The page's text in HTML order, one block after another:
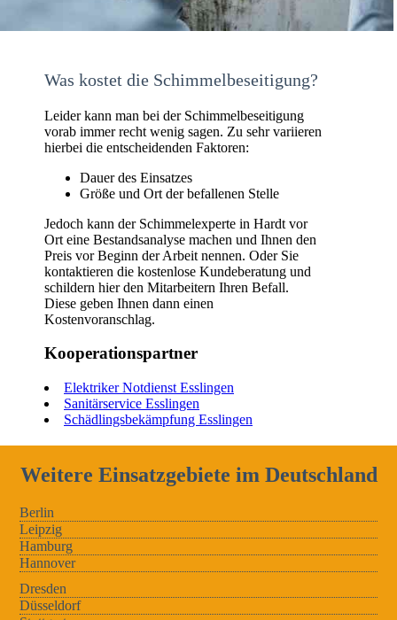
Was kostet die Schimmelbeseitigung?
Leider kann man bei der Schimmelbeseitigung
vorab immer recht wenig sagen. Zu sehr variieren
hierbei die entscheidenden Faktoren:
Dauer des Einsatzes
Größe und Ort der befallenen Stelle
Jedoch kann der Schimmelexperte in Hardt vor
Ort eine Bestandsanalyse machen und Ihnen den
Preis vor Beginn der Arbeit nennen. Oder Sie
kontaktieren die kostenlose Kundeberatung und
schildern hier den Mitarbeitern Ihren Befall.
Diese geben Ihnen dann einen
Kostenvoranschlag.
Kooperationspartner
Elektriker Notdienst Esslingen
Sanitärservice Esslingen
Schädlingsbekämpfung Esslingen
Weitere Einsatzgebiete im Deutschland
Berlin
Leipzig
Hamburg
Hannover
Dresden
Düsseldorf